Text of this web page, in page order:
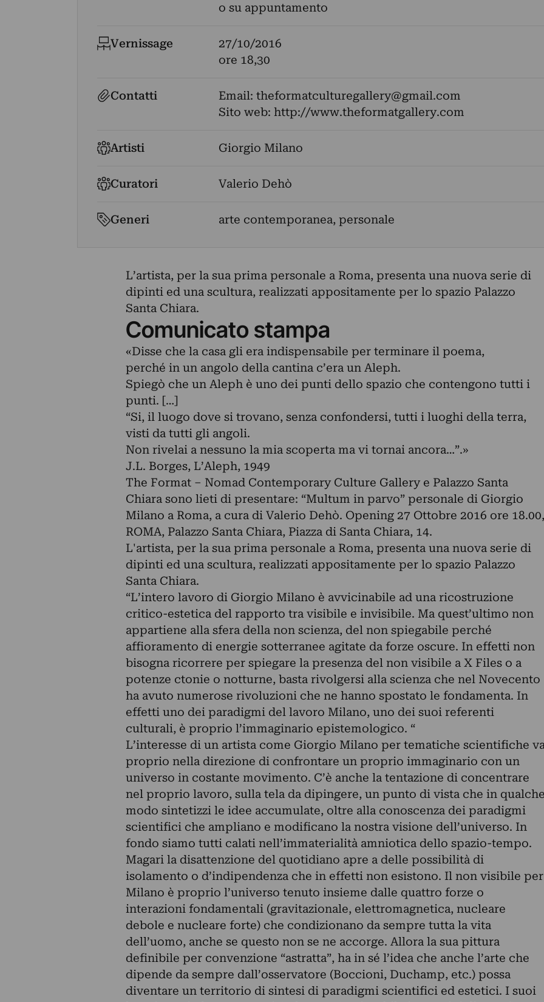
o su appuntamento
Vernissage
27/10/2016
ore 18,30
Contatti Email: theformatculturegallery@gmail.com
Sito web: http://www.theformatgallery.com
Artisti Giorgio Milano
Curatori Valerio Dehò
Generi arte contemporanea, personale
L’artista, per la sua prima personale a Roma, presenta una nuova serie di
dipinti ed una scultura, realizzati appositamente per lo spazio Palazzo
Santa Chiara.
Comunicato stampa
«Disse che la casa gli era indispensabile per terminare il poema,
perché in un angolo della cantina c’era un Aleph.
Spiegò che un Aleph è uno dei punti dello spazio che contengono tutti i
punti. […]
“Si, il luogo dove si trovano, senza confondersi, tutti i luoghi della terra,
visti da tutti gli angoli.
Non rivelai a nessuno la mia scoperta ma vi tornai ancora…”.»
J.L. Borges, L’Aleph, 1949
The Format – Nomad Contemporary Culture Gallery e Palazzo Santa
Chiara sono lieti di presentare: “Multum in parvo” personale di Giorgio
Milano a Roma, a cura di Valerio Dehò. Opening 27 Ottobre 2016 ore 18.00,
ROMA, Palazzo Santa Chiara, Piazza di Santa Chiara, 14.
L'artista, per la sua prima personale a Roma, presenta una nuova serie di
dipinti ed una scultura, realizzati appositamente per lo spazio Palazzo
Santa Chiara.
“L’intero lavoro di Giorgio Milano è avvicinabile ad una ricostruzione
critico-estetica del rapporto tra visibile e invisibile. Ma quest’ultimo non
appartiene alla sfera della non scienza, del non spiegabile perché
affioramento di energie sotterranee agitate da forze oscure. In effetti non
bisogna ricorrere per spiegare la presenza del non visibile a X Files o a
potenze ctonie o notturne, basta rivolgersi alla scienza che nel Novecento
ha avuto numerose rivoluzioni che ne hanno spostato le fondamenta. In
effetti uno dei paradigmi del lavoro Milano, uno dei suoi referenti
culturali, è proprio l’immaginario epistemologico. “
L’interesse di un artista come Giorgio Milano per tematiche scientifiche
proprio nella direzione di confrontare un proprio immaginario con un
universo in costante movimento. C’è anche la tentazione di concentrare
nel proprio lavoro, sulla tela da dipingere, un punto di vista che in
modo sintetizzi le idee accumulate, oltre alla conoscenza dei paradigmi
scientifici che ampliano e modificano la nostra visione dell’universo. In
fondo siamo tutti calati nell’immaterialità amniotica dello spazio-tempo.
Magari la disattenzione del quotidiano apre a delle possibilità di
isolamento o d’indipendenza che in effetti non esistono. Il non visibile per
Milano è proprio l’universo tenuto insieme dalle quattro forze o
interazioni fondamentali (gravitazionale, elettromagnetica, nucleare
debole e nucleare forte) che condizionano da sempre tutta la vita
dell’uomo, anche se questo non se ne accorge. Allora la sua pittura
definibile per convenzione “astratta”, ha in sé l’idea che anche l’arte che
dipende da sempre dall’osservatore (Boccioni, Duchamp, etc.) possa
diventare un territorio di sintesi di paradigmi scientifici ed estetici. I suoi